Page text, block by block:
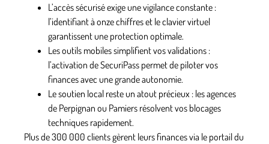
L’accès sécuriséexige une vigilance constante :
l’identifiant à onze chiffres et le clavier virtuel
garantissent une protection optimale.
Les outils mobilessimplifient vos validations :
l’activation de SecuriPass permet de piloter vos
finances avec une grande autonomie.
Le soutien local reste un atout précieux : les agences
de Perpignan ou Pamiers résolvent vos blocages
techniques rapidement.
Plus de 300 000 clients gèrent leurs finances via le portail du